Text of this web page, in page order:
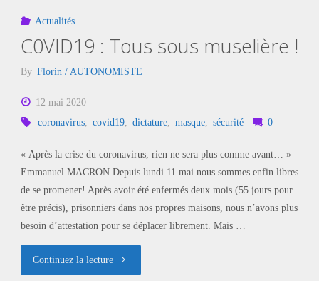
Actualités
C0VID19 : Tous sous muselière !
By Florin / AUTONOMISTE
12 mai 2020
coronavirus
covid19, dictature, masque, sécurité 0
« Après la crise du coronavirus, rien ne sera plus comme avant… »
Emmanuel MACRON Depuis lundi 11 mai nous sommes enfin libres
de se promener! Après avoir été enfermés deux mois (55 jours pour
être précis), prisonniers dans nos propres maisons, nous n’avons plus
besoin d’attestation pour se déplacer librement. Mais …
Continuez la lecture"C0VID19